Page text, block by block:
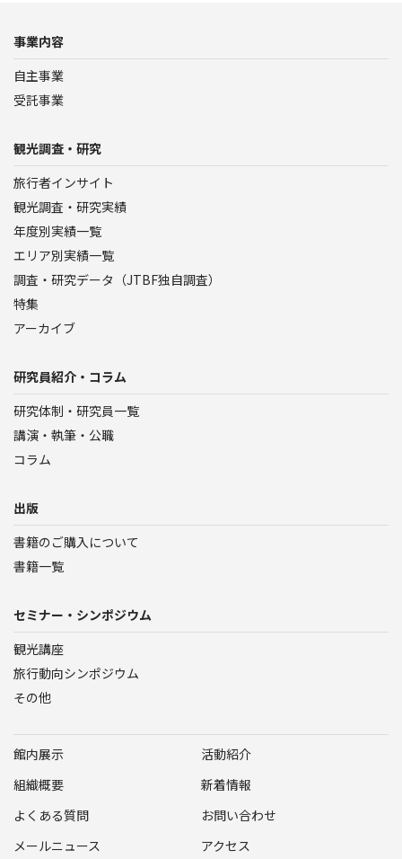
事業内容
自主事業
受託事業
観光調査・研究
旅行者インサイト
観光調査・研究実績
年度別実績一覧
エリア別実績一覧
調査・研究データ（JTBF独自調査）
特集
アーカイブ
研究員紹介・コラム
研究体制・研究員一覧
講演・執筆・公職
コラム
出版
書籍のご購入について
書籍一覧
セミナー・シンポジウム
観光講座
旅行動向シンポジウム
その他
館内展示
活動紹介
組織概要
新着情報
よくある質問
お問い合わせ
メールニュース
アクセス